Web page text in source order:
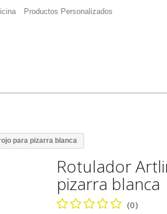
Productos Personalizados
para pizarra blanca
Rotulador
pizarra blanca
(0)